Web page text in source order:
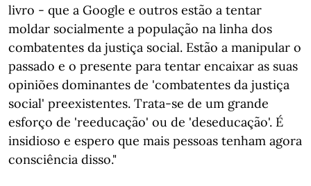
livro - que a Google e outros estão a tentar
moldar socialmente a população na linha dos
combatentes da justiça social. Estão a manipular o
passado e o presente para tentar encaixar as suas
opiniões dominantes de 'combatentes da justiça
social' preexistentes. Trata-se de um grande
esforço de 'reeducação' ou de 'deseducação'. É
insidioso e espero que mais pessoas tenham agora
consciência disso."